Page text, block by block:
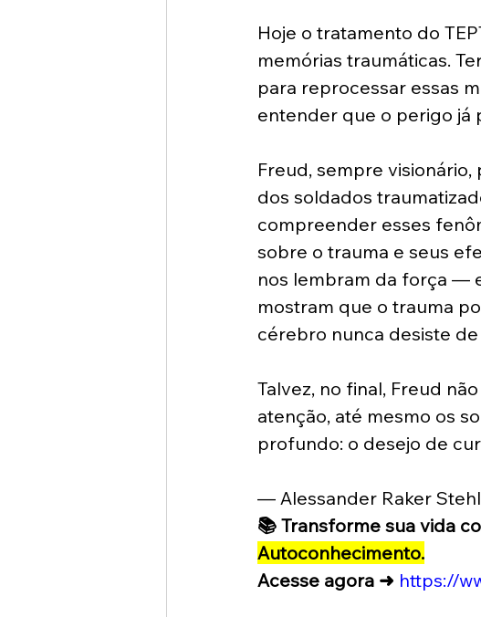
Hoje o tratamento do
memórias traumáticas.
para reprocessar essas
entender que o perigo já
Freud, sempre
dos soldados
compreender esses
sobre o trauma e seus
nos lembram da força —
mostram que o trauma
cérebro nunca desiste
Talvez, no final, Freud
atenção, até mesmo os
profundo: o desejo de
— Alessander Raker
📚 Transforme sua vida
Autoconhecimento.
Acesse agora ➜ https://